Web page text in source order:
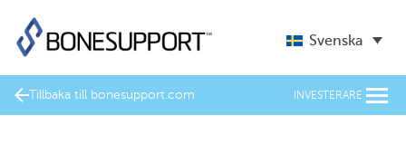
Svenska
Tillbaka till bonesupport.com INVESTERARE